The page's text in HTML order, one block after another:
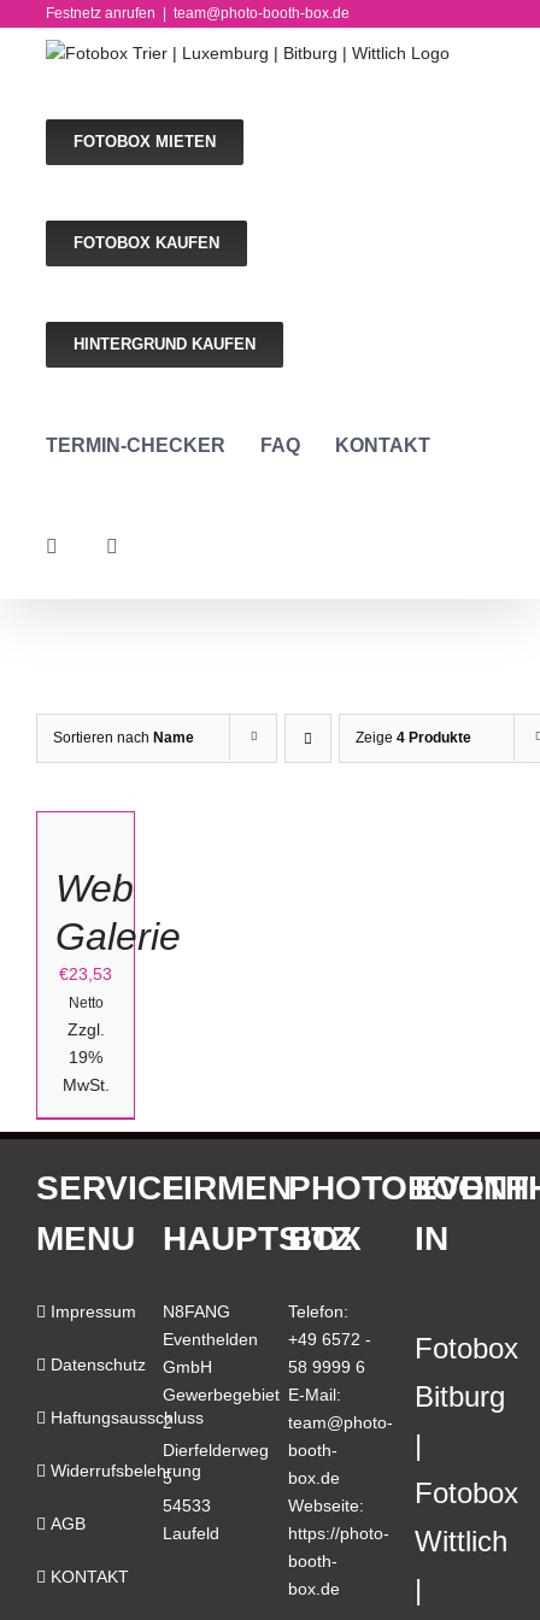
Festnetz anrufen team@photo-booth-box.de
FOTOBOX MIETEN
FOTOBOX KAUFEN
HINTERGRUND KAUFEN
TERMIN-CHECKER FAQ KONTAKT
Sortieren nach Name Zeige 4 Produkte
IN
DETAILS
Web
Galerie
€23,53
Netto
Zzgl.
19%
MwSt.
SERVICE
MENU
Impressum
Datenschutz
Haftungsausschluss
Widerrufsbelehrung
AGB
KONTAKT
FIRMEN
HAUPTSITZ
N8FANG
Eventhelden
GmbH
Gewerbegebiet
2
Dierfelderweg
5
54533
Laufeld
PHOTOBOOTH
BOX
Telefon:
+49 6572 -
58 9999 6
E-Mail:
team@photo-
booth-
box.de
Webseite:
https://photo-
booth-
box.de
IN
Fotobox
Bitburg
Fotobox
Wittlich